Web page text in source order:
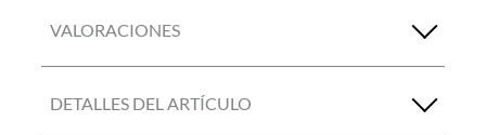
VALORACIONES
DETALLES DEL ARTÍCULO